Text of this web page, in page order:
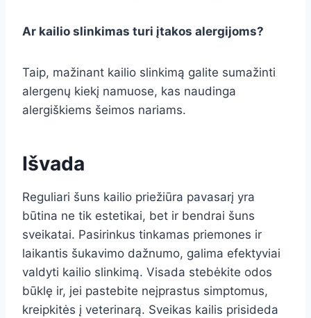
Ar kailio slinkimas turi įtakos alergijoms?
Taip, mažinant kailio slinkimą galite sumažinti
alergenų kiekį namuose, kas naudinga
alergiškiems šeimos nariams.
Išvada
Reguliari šuns kailio priežiūra pavasarį yra
būtina ne tik estetikai, bet ir bendrai šuns
sveikatai. Pasirinkus tinkamas priemones ir
laikantis šukavimo dažnumo, galima efektyviai
valdyti kailio slinkimą. Visada stebėkite odos
būklę ir, jei pastebite neįprastus simptomus,
kreipkitės į veterinarą. Sveikas kailis prisideda